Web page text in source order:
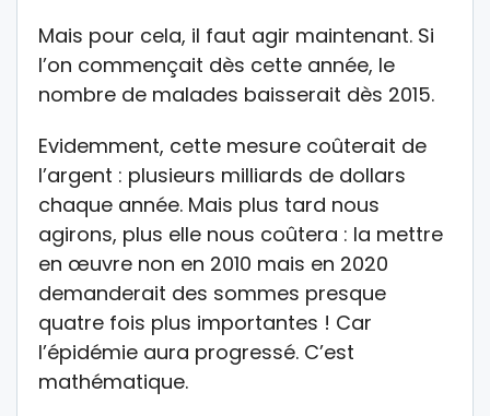
Mais pour cela, il faut agir maintenant. Si
l’on commençait dès cette année, le
nombre de malades baisserait dès 2015.
Evidemment, cette mesure coûterait de
l’argent : plusieurs milliards de dollars
chaque année. Mais plus tard nous
agirons, plus elle nous coûtera : la mettre
en œuvre non en 2010 mais en 2020
demanderait des sommes presque
quatre fois plus importantes ! Car
l’épidémie aura progressé. C’est
mathématique.